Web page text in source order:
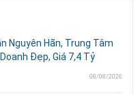
Nguyên Hãn, Trung Tâm
Đẹp, Giá 7,4 Tỷ
08/08/2026